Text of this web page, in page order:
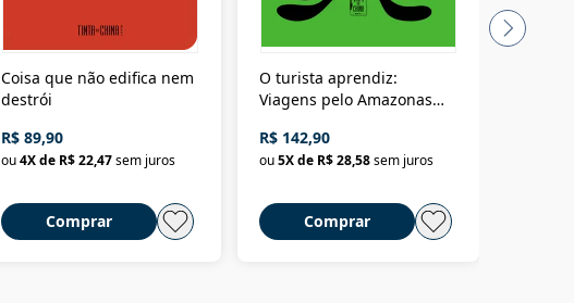
Coisa que não edifica nem
destrói
R$ 89,90
ou4X de R$ 22,47sem juros
Comprar
O turista aprendiz:
Viagens pelo Amazonas
até a Bolívia e por Marajó
até dizer chega
R$ 142,90
ou5X de R$ 28,58sem juros
Comprar